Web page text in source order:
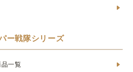
ー戦隊シリーズ
一覧